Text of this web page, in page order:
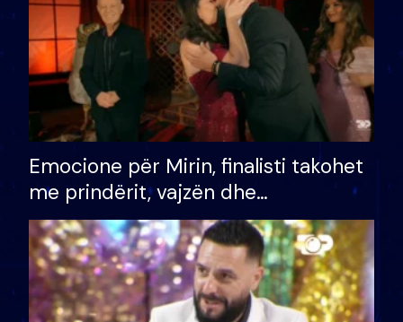
Emocione për Mirin, finalisti takohet
me prindërit, vajzën dhe
bashkëshorten: S’kemi ndonjë letër
divorci apo jo?